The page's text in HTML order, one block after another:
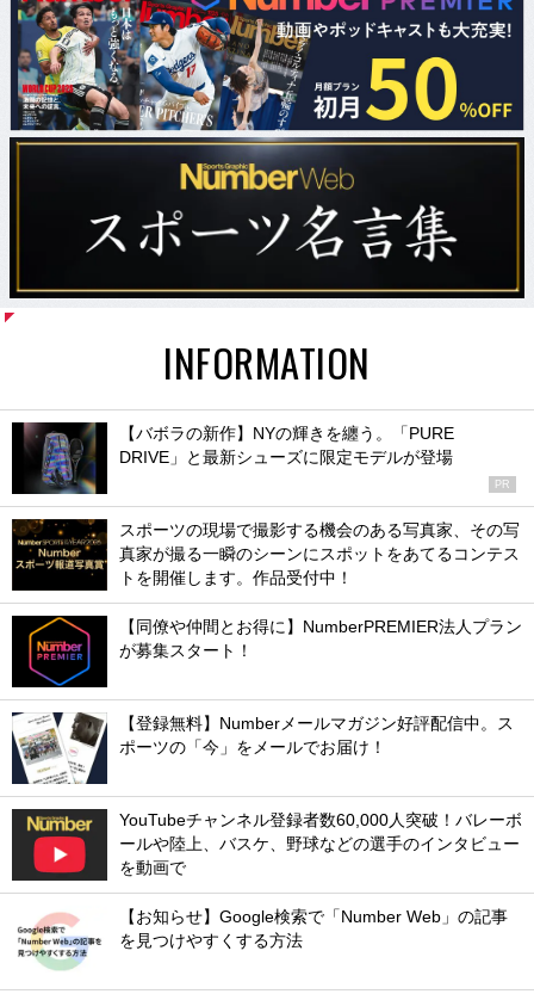
INFORMATION
【バボラの新作】NYの輝きを纏う。「PURE
DRIVE」と最新シューズに限定モデルが登場
PR
スポーツの現場で撮影する機会のある写真家、その写
真家が撮る一瞬のシーンにスポットをあてるコンテス
トを開催します。作品受付中！
【同僚や仲間とお得に】NumberPREMIER法人プラン
が募集スタート！
【登録無料】Numberメールマガジン好評配信中。ス
ポーツの「今」をメールでお届け！
YouTubeチャンネル登録者数60,000人突破！バレーボ
ールや陸上、バスケ、野球などの選手のインタビュー
を動画で
【お知らせ】Google検索で「Number Web」の記事
を見つけやすくする方法